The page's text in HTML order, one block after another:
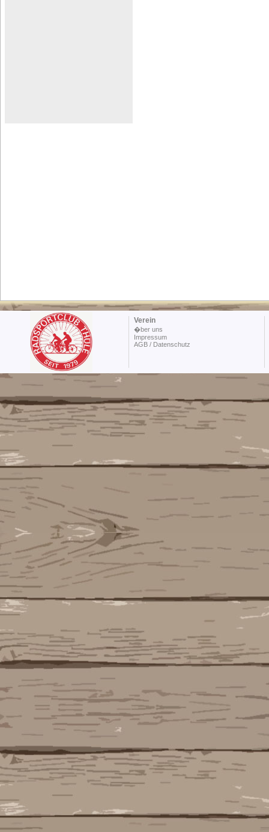
Verein
�ber uns
Impressum
AGB / Datenschutz